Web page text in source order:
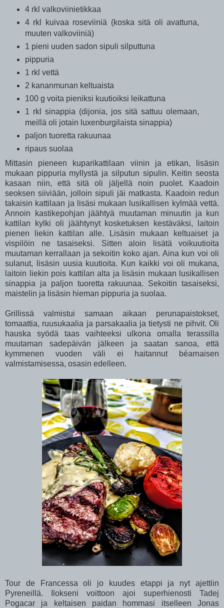
4 rkl valkoviinietikkaa
4 rkl kuivaa roseviiniä (koska sitä oli avattuna,
muuten valkoviiniä)
1 pieni uuden sadon sipuli silputtuna
pippuria
1 rkl vettä
2 kananmunan keltuaista
100 g voita pieniksi kuutioiksi leikattuna
1 rkl sinappia (dijonia, jos sitä sattuu olemaan,
meillä oli jotain luxenburgilaista sinappia)
paljon tuoretta rakuunaa
ripaus suolaa
Mittasin pieneen kuparikattilaan viinin ja etikan, lisäsin
mukaan pippuria myllystä ja silputun sipulin. Keitin seosta
kasaan niin, että sitä oli jäljellä noin puolet. Kaadoin
seoksen siiviään, jolloin sipuli jäi matkasta. Kaadoin redun
takaisin kattilaan ja lisäsi mukaan lusikallisen kylmää vettä.
Annoin kastikepohjan jäähtyä muutaman minuutin ja kun
kattilan kylki oli jäähtynyt kosketuksen kestäväksi, laitoin
pienen liekin kattilan alle. Lisäsin mukaan keltuaiset ja
vispilöin ne tasaiseksi. Sitten aloin lisätä voikuutioita
muutaman kerrallaan ja sekoitin koko ajan. Aina kun voi oli
sulanut, lisäsin uusia kuutioita. Kun kaikki voi oli mukana,
laitoin liekin pois kattilan alta ja lisäsin mukaan lusikallisen
sinappia ja paljon tuoretta rakuunaa. Sekoitin tasaiseksi,
maistelin ja lisäsin hieman pippuria ja suolaa.
Grillissä valmistui samaan aikaan perunapaistokset,
tomaattia, ruusukaalia ja parsakaalia ja tietysti ne pihvit. Oli
hauska syödä taas vaihteeksi ulkona omalla terassilla
muutaman sadepäivän jälkeen ja saatan sanoa, että
kymmenen vuoden väli ei haitannut béarnaisen
valmistamisessa, osasin edelleen.
Tour de Francessa oli jo kuudes etappi ja nyt ajettiin
Pyreneillä. Ilokseni voittoon ajoi superhienosti Tadej
Pogacar ja keltaisen paidan hommasi itselleen Jonas